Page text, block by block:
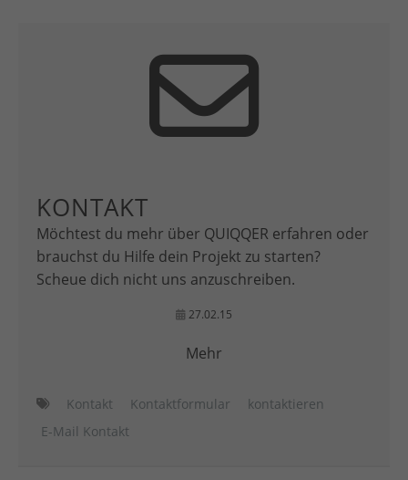
KONTAKT
Möchtest du mehr über QUIQQER erfahren oder
brauchst du Hilfe dein Projekt zu starten?
Scheue dich nicht uns anzuschreiben.
27.02.15
Mehr
Kontakt Kontaktformular
kontaktieren
E-Mail Kontakt